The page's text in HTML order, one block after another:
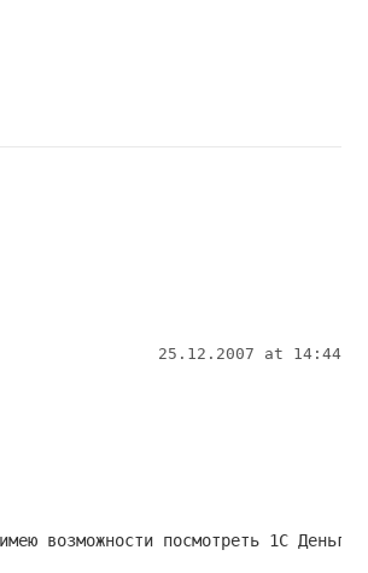
25.12.2007 at 14:44
возможности посмотреть 1С